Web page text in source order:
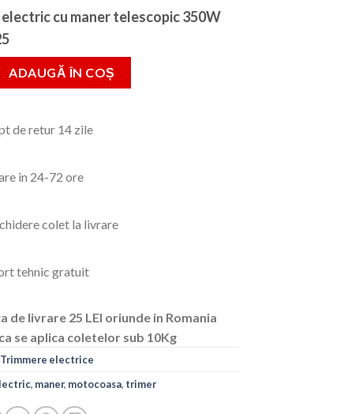
a
fost:
299lei.
este:
cu maner telescopic 350W
electric DETOOLZ cu maner telescopic 350W,12000 rpm
ADAUGĂ ÎN COȘ
de retur 14 zile
in 24-72 ore
colet la livrare
tehnic gratuit
de livrare 25 LEI oriunde in Romania
se aplica coletelor sub 10Kg
Trimmere electrice
, maner, motocoasa, trimer